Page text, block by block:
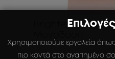
Brightening
Χρησιμοποιούμε εργαλεία
πιο κοντά στο αγαπημένο